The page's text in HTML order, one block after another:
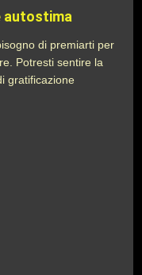
autostima
di premiarti per
Potresti sentire la
gratificazione